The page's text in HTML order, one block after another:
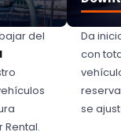
del
Da
con
se